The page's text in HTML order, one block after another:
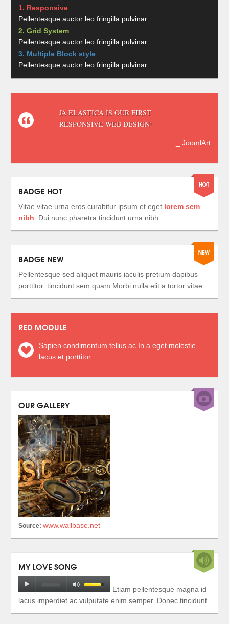
1. Responsive
Pellentesque auctor leo fringilla pulvinar.
2. Grid System
Pellentesque auctor leo fringilla pulvinar.
3. Multiple Block style
Pellentesque auctor leo fringilla pulvinar.
JA ELASTICA IS OUR FIRST
RESPONSIVE WEB DESIGN!
_ JoomlArt
BADGE HOT
Vitae vitae urna eros curabitur ipsum et eget lorem sem
nibh . Dui nunc pharetra tincidunt urna nibh.
BADGE NEW
Pellentesque sed aliquet mauris iaculis pretium dapibus
porttitor. tincidunt sem quam Morbi nulla elit a tortor vitae.
RED MODULE
Sapien condimentum tellus ac In a eget molestie
lacus et porttitor.
OUR GALLERY
Source: www.wallbase.net
MY LOVE SONG
Etiam pellentesque magna id
lacus imperdiet ac vulputate enim semper. Donec tincidunt.